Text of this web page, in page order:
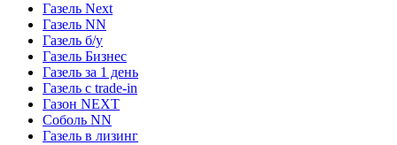
Газель Next
Газель NN
Газель б/у
Газель Бизнес
Газель за 1 день
Газель с trade-in
Газон NEXT
Соболь NN
Газель в лизинг